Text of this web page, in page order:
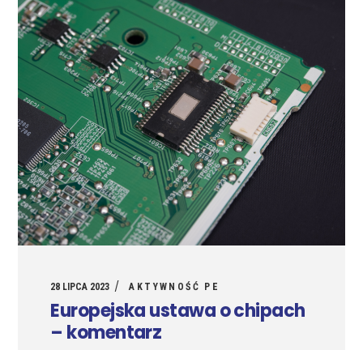
28 LIPCA 2023 AKTYWNOŚĆ PE
Europejska ustawa o chipach
– komentarz